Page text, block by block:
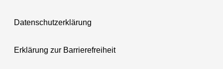
Datenschutzerklärung
Erklärung zur Barrierefreiheit